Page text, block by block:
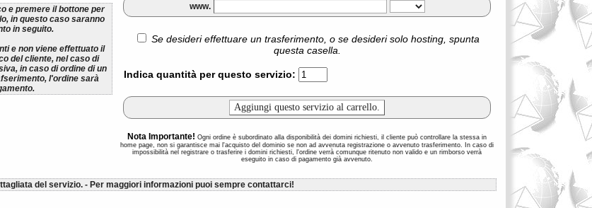
e premere il bottone per
in questo caso saranno
in seguito.
e non viene effettuato il
del cliente, nel caso di
in caso di ordine di un
l'ordine sarà
www.
Se desideri effettuare un trasferimento, o se desideri solo hosting, spunta
questa casella.
Indica quantità per questo servizio:
Nota Importante! Ogni ordine è subordinato alla disponibilità dei domini richiesti, il cliente può controllare la stessa in
home page, non si garantisce mai l'acquisto del dominio se non ad avvenuta registrazione o avvenuto trasferimento. In caso di
impossibilità nel registrare o trasferire i domini richiesti, l'ordine verrà comunque ritenuto non valido e un rimborso verrà
eseguito in caso di pagamento già avvenuto.
del servizio. - Per maggiori informazioni puoi sempre contattarci!